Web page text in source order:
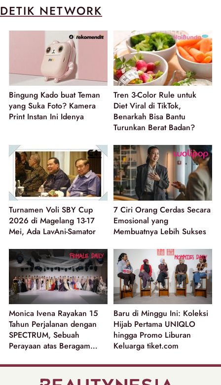
DETIK NETWORK
Bingung Kado buat Teman
yang Suka Foto? Kamera
Print Instan Ini Idenya
Tren 3-Color Rule untuk
Diet Viral di TikTok,
Benarkah Bisa Bantu
Turunkan Berat Badan?
Turnamen Voli SBY Cup
2026 di Magelang 13-17
Mei, Ada LavAni-Samator
7 Ciri Orang Cerdas Secara
Emosional yang
Membuatnya Lebih Sukses
Monica Ivena Rayakan 15
Tahun Perjalanan dengan
SPECTRUM, Sebuah
Perayaan atas Beragam
Baru di Minggu Ini: Koleksi
Hijab Pertama UNIQLO
hingga Promo Liburan
Keluarga tiket.com